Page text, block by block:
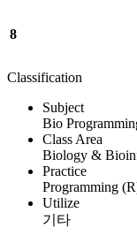
8
Classification
Subject
Bio
Class Area
Biology &
Practice
Programming
Utilize
기타